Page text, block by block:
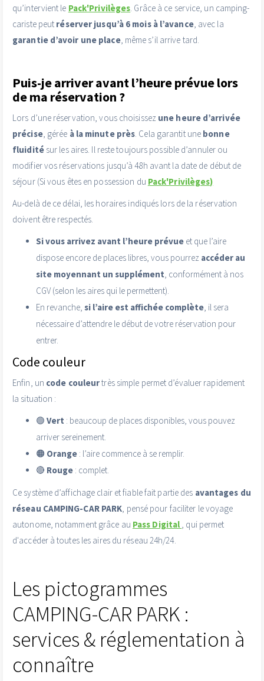
qu’intervient le Pack'Privilèges . Grâce à ce service, un camping-
cariste peut réserver jusqu’à 6 mois à l’avance, avec la
garantie d’avoir une place, même s’il arrive tard.
Puis-je arriver avant l’heure prévue lors
de ma réservation ?
Lors d’une réservation, vous choisissez une heure d’arrivée
précise, gérée à la minute près . Cela garantit une bonne
fluiditésur les aires. Il reste toujours possible d’annuler ou
modifier vos réservations jusqu’à 48h avant la date de début de
séjour (Si vous êtes en possession du Pack'Privilèges)
Au-delà de ce délai, les horaires indiqués lors de la réservation
doivent être respectés.
Si vous arrivez avant l’heure prévue et que l’aire
dispose encore de places libres, vous pourrez accéder au
site moyennant un supplément , conformément à nos
CGV (selon les aires qui le permettent).
En revanche, si l’aire est affichée complète , il sera
nécessaire d’attendre le début de votre réservation pour
entrer.
Code couleur
Enfin, un code couleurtrès simple permet d’évaluer rapidement
la situation :
🟢 Vert : beaucoup de places disponibles, vous pouvez
arriver sereinement.
🟠 Orange : l’aire commence à se remplir.
🔴 Rouge : complet.
Ce système d’affichage clair et fiable fait partie des avantages du
réseau CAMPING-CAR PARK , pensé pour faciliter le voyage
autonome, notamment grâce au Pass Digital , qui permet
d'accéder à toutes les aires du réseau 24h/24.
Les pictogrammes
CAMPING-CAR PARK :
services & réglementation à
connaître